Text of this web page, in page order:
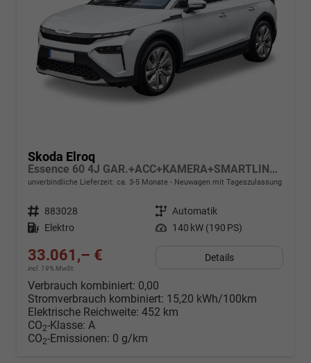
Skoda Elroq
Essence 60 4J GAR.+ACC+KAMERA+SMARTLINK+KLIMA+LED
unverbindliche Lieferzeit: ca. 3-5 Monate Neuwagen mit Tageszulassung
Fahrzeugnr. 883028 Getriebe Automatik
Kraftstoff Elektro Leistung 140 kW (190 PS)
33.061,– €
incl. 19% MwSt.
Details
Verbrauch kombiniert: 0,00
Stromverbrauch kombiniert: 15,20 kWh/100km
Elektrische Reichweite: 452 km
CO2-Klasse: A
CO2-Emissionen: 0 g/km